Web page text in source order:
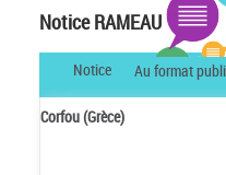
Notice RAMEAU
Notice Au format
Corfou (Grèce)